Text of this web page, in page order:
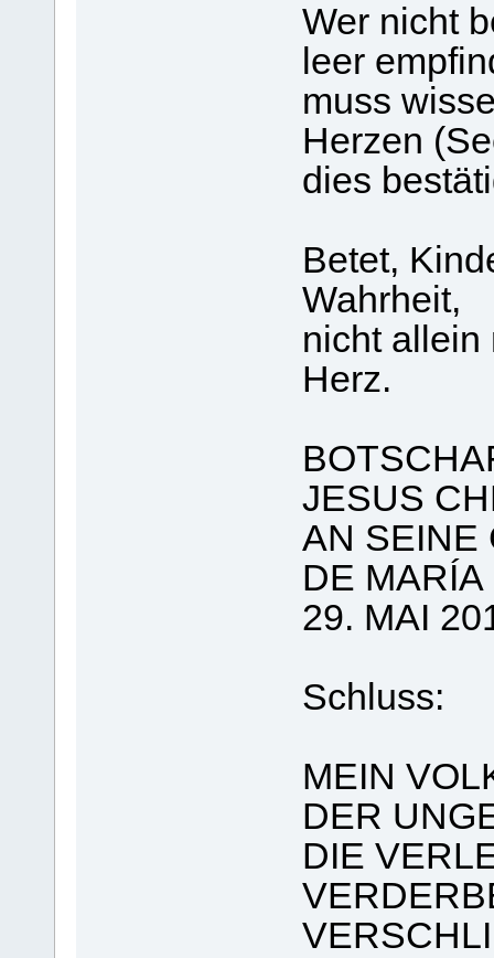
Wer nicht
leer
muss
Herzen
dies
Betet,
Wahrheit,
nicht allein
Herz.
JESUS
AN SEINE
DE MARÍA
29. MAI
Schluss:
MEIN
DER
DIE